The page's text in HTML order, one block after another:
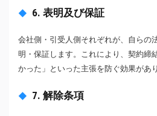
6. 表明及び保証
会社側・引受人側それぞれが、自らの
明・保証します。これにより、契約締
かった」といった主張を防ぐ効果があ
7. 解除条項